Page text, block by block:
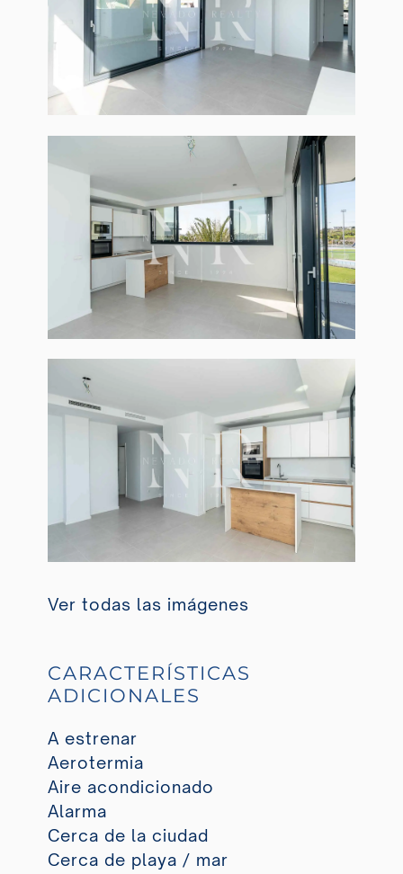
Ver todas las imágenes
CARACTERÍSTICAS
ADICIONALES
A estrenar
Aerotermia
Aire acondicionado
Alarma
Cerca de la ciudad
Cerca de playa / mar